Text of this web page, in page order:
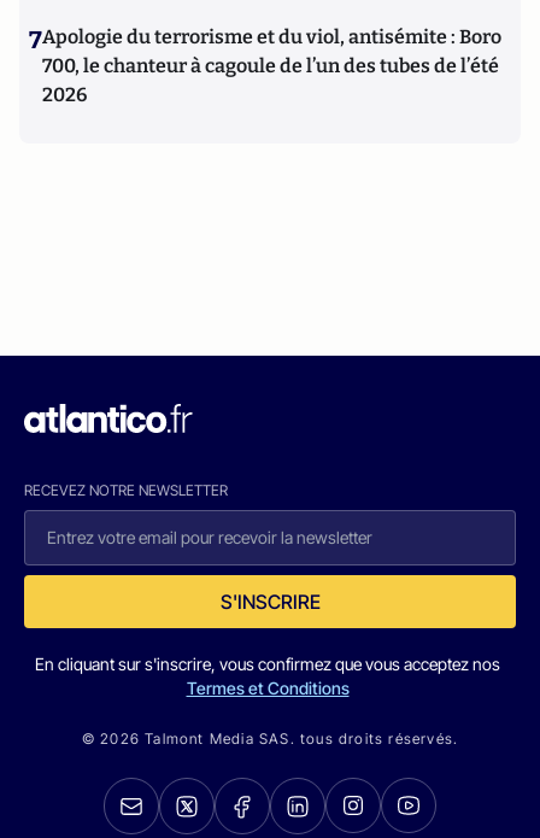
7Apologie du terrorisme et du viol, antisémite : Boro
700, le chanteur à cagoule de l’un des tubes de l’été
2026
RECEVEZ NOTRE NEWSLETTER
S'INSCRIRE
En cliquant sur s'inscrire, vous confirmez que vous acceptez nos
Termes et Conditions
© 2026 Talmont Media SAS. tous droits réservés.